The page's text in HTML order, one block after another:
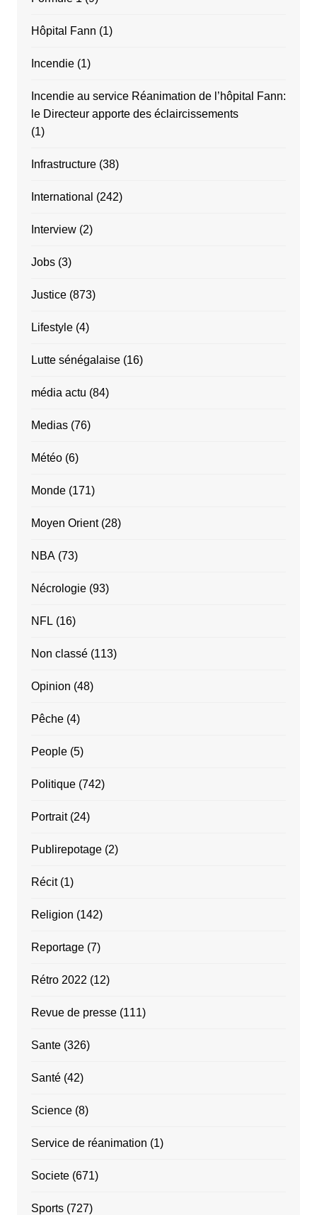
Hôpital Fann (1)
Incendie(1)
Incendie au service Réanimation de l’hôpital Fann:
le Directeur apporte des éclaircissements
(1)
Infrastructure(38)
International (242)
Interview(2)
Jobs(3)
Justice(873)
Lifestyle(4)
Lutte sénégalaise(16)
média actu (84)
Medias(76)
Météo(6)
Monde(171)
Moyen Orient(28)
NBA(73)
Nécrologie(93)
NFL (16)
Non classé(113)
Opinion (48)
Pêche(4)
People(5)
Politique(742)
Portrait(24)
Publirepotage(2)
Récit(1)
Religion (142)
Reportage(7)
Rétro 2022 (12)
Revue de presse(111)
Sante(326)
Santé(42)
Science(8)
Service de réanimation (1)
Societe(671)
Sports(727)